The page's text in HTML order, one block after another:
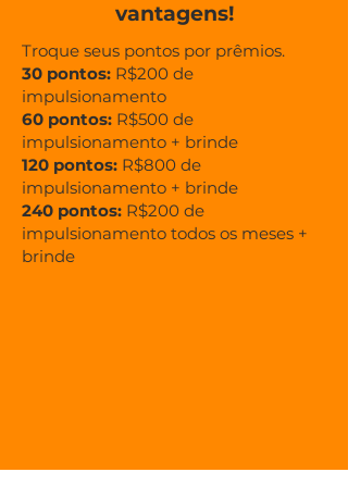
vantagens!
Troque seus pontos por prêmios.
30 pontos: R$200 de
impulsionamento
60 pontos: R$500 de
impulsionamento + brinde
120 pontos: R$800 de
impulsionamento + brinde
240 pontos: R$200 de
impulsionamento todos os meses +
brinde